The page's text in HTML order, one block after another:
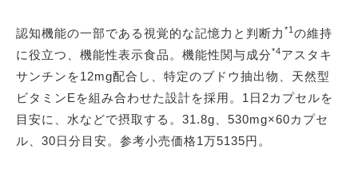
認知機能の一部である視覚的な記憶力と判断力 *1 の維持
に役立つ、機能性表示食品。機能性関与成分*4アスタキ
サンチンを12mg配合し、特定のブドウ抽出物、天然型
ビタミンEを組み合わせた設計を採用。1日2カプセルを
目安に、水などで摂取する。31.8g、530mg×60カプセ
ル、30日分目安。参考小売価格1万5135円。